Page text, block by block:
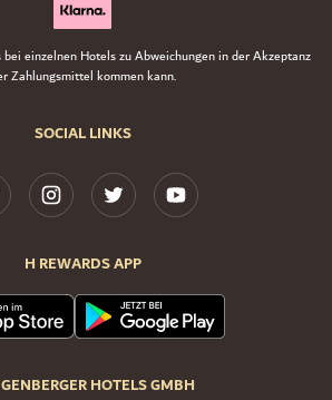
SOCIAL LINKS
H REWARDS APP
HOTELS GMBH
einzelnen Hotels zu Abweichungen in der Akzeptanz
Zahlungsmittel kommen kann.